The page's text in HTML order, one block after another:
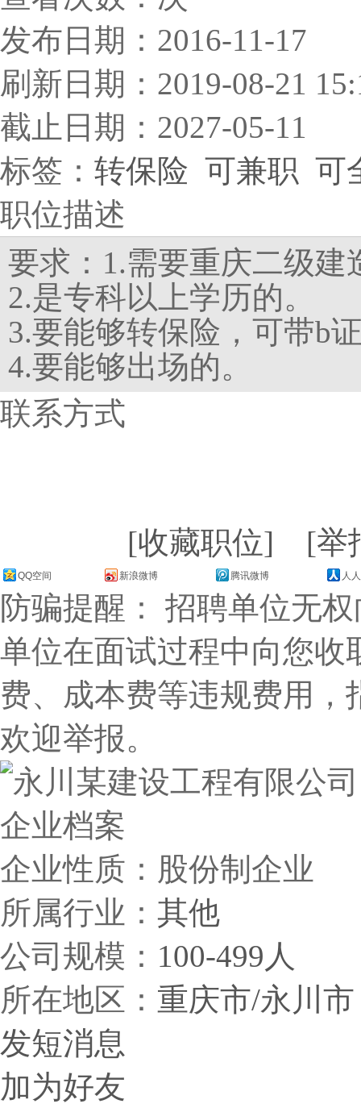
发布日期：2016-11-17
刷新日期：2019-08-21
截止日期：2027-05-11
标签： 转保险 可兼职 可
职位描述
要求：1.需要重庆二级
2.是专科以上学历的。
3.要能够转保险，可带b
4.要能够出场的。
联系方式
[收藏职位] [举
QQ空间 新浪微博 腾讯微博 人
防骗提醒： 招聘单位无
单位在面试过程中向您收
费、成本费等违规费用
欢迎举报。
企业档案
企业性质：股份制企业
所属行业： 其他
公司规模： 100-499人
所在地区： 重庆市/永川市
发短消息
加为好友